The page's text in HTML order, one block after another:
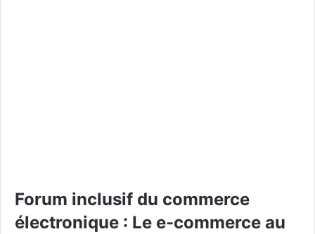
Forum inclusif du commerce
électronique : Le e-commerce au